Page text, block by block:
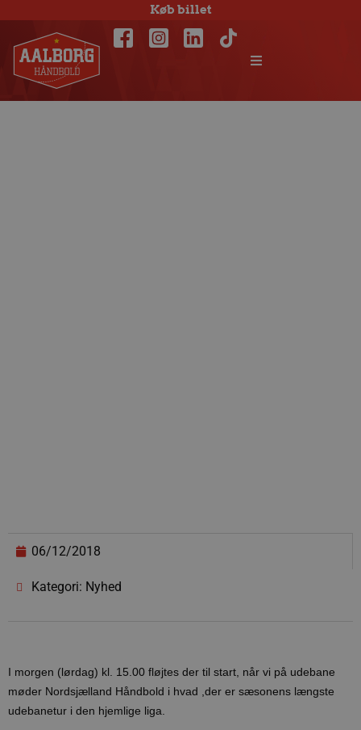
Køb billet
06/12/2018
Kategori: Nyhed
I morgen (lørdag) kl. 15.00 fløjtes der til start, når vi på udebane
møder Nordsjælland Håndbold i hvad ,der er sæsonens længste
udebanetur i den hjemlige liga.